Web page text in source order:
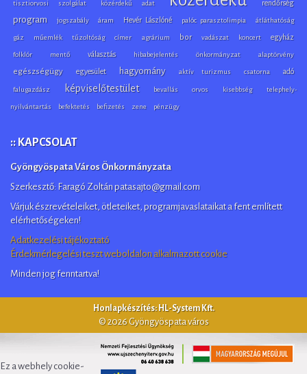
tisztiorvosi szolgálat közérdekű adat rendőrség
program jogszabály áram Hevér Lászlóné palóc parasztolimpia átláthatóság
gáz műemlék tűzoltóság címer agrárium bor vadászat koncert egyház
folklór mentő választás hibabejelentés önkormányzat alaptörvény
egészségügy egyesület hagyomány aktív turizmus csatorna adó
falugazdász képviselőtestület bevallás orvos kisebbség telephely-
nyilvántartás befektetés befizetés zene pénzügy
:: KAPCSOLAT
Gyöngyöspata Város Önkormányzata
Szerkesztő: Faragó Zoltán patasajto@gmail.com
Várjuk észrevételeiket, ötleteiket, programjavaslataikat a fent említett
elérhetőségeken!
Adatkezelési tájékoztató
Érdekmérlegelési teszt weboldalon alkalmazott cookie
Minden jog fenntartva!
Honlapkészítés: HL-System Kft.
© 2026 Gyöngyöspata város
Ez a webhely cookie-